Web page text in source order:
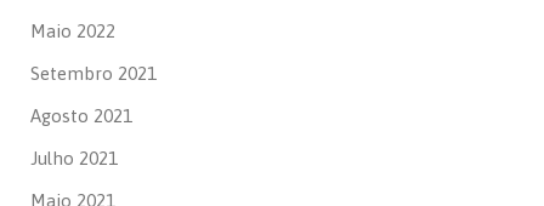
Maio 2022
Setembro 2021
Agosto 2021
Julho 2021
Maio 2021